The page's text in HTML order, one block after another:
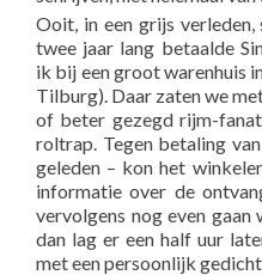
Ooit, in een grijs
twee jaar lang betaalde
ik bij een groot warenhuis
Tilburg). Daar zaten we
of beter gezegd rijm-
roltrap. Tegen betaling
geleden – kon het
informatie over de
vervolgens nog even
dan lag er een half uur
met een persoonlijk